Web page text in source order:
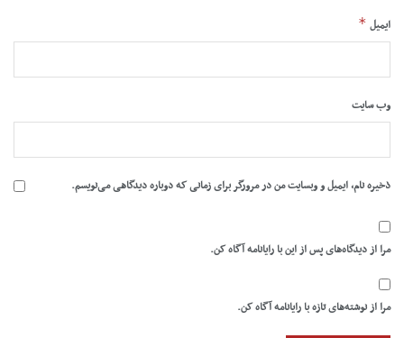
ایمیل *
وب‌ سایت
ذخیره نام، ایمیل و وبسایت من در مرورگر برای زمانی که دوباره دیدگاهی می‌نویسم.
مرا از دیدگاه‌های پس از این با رایانامه آگاه کن.
مرا از نوشته‌های تازه با رایانامه آگاه کن.